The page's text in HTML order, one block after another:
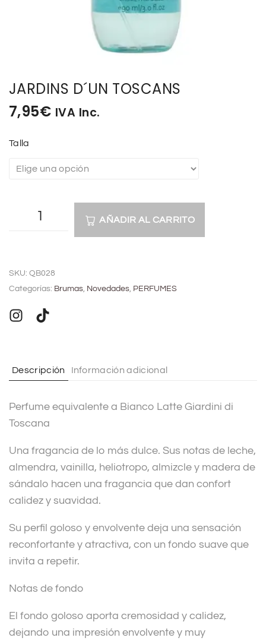
JARDINS D´UN TOSCANS
7,95€ IVA Inc.
Talla
AÑADIR AL CARRITO
t
r
i
e
SKU: QB028
Categorías: Brumas, Novedades, PERFUMES
Descripción Información adicional
Perfume equivalente a Bianco Latte Giardini di
Toscana
Una fragancia de lo más dulce. Sus notas de leche,
almendra, vainilla, heliotropo, almizcle y madera de
sándalo hacen una fragancia que dan confort
calidez y suavidad.
Su perfil goloso y envolvente deja una sensación
reconfortante y atractiva, con un fondo suave que
invita a repetir.
Notas de fondo
El fondo goloso aporta cremosidad y calidez,
dejando una impresión envolvente y muy